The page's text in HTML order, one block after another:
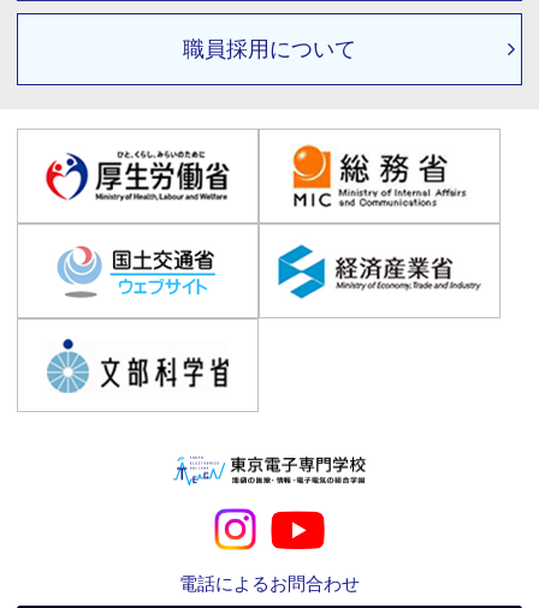
職員採用について
電話によるお問合わせ